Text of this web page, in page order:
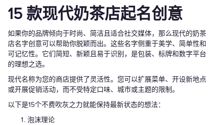
15 款现代奶茶店起名创意
如果你的品牌倾向于时尚、简洁且适合社交媒体，那么现代的奶茶
店名字创意可以帮助你脱颖而出。这些名字侧重于美学、简单性和
可记忆性。它们简短、新颖且易于识别，是包装、标牌和数字平台
的理想之选。
现代名称为您的商店提供了灵活性。您可以扩展菜单、开设新地点
或开展促销活动，而不受特定口味、城市或主题的限制。
以下是15个不费吹灰之力就能保持最新状态的想法：
泡沫理论